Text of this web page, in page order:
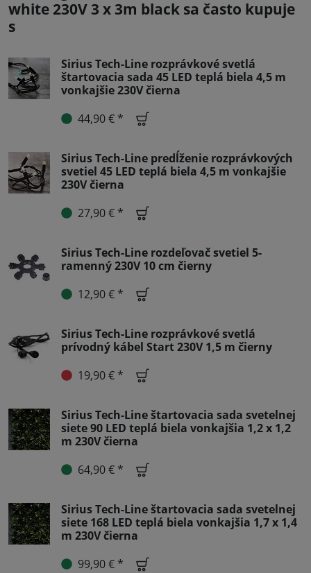
white 230V 3 x 3m black sa často kupuje
s
Sirius Tech-Line rozprávkové svetlá
štartovacia sada 45 LED teplá biela 4,5 m
vonkajšie 230V čierna
44,90 € *
Sirius Tech-Line predĺženie rozprávkových
svetiel 45 LED teplá biela 4,5 m vonkajšie
230V čierna
27,90 € *
Sirius Tech-Line rozdeľovač svetiel 5-
ramenný 230V 10 cm čierny
12,90 € *
Sirius Tech-Line rozprávkové svetlá
prívodný kábel Start 230V 1,5 m čierny
19,90 € *
Sirius Tech-Line štartovacia sada svetelnej
siete 90 LED teplá biela vonkajšia 1,2 x 1,2
m 230V čierna
64,90 € *
Sirius Tech-Line štartovacia sada svetelnej
siete 168 LED teplá biela vonkajšia 1,7 x 1,4
m 230V čierna
99,90 € *